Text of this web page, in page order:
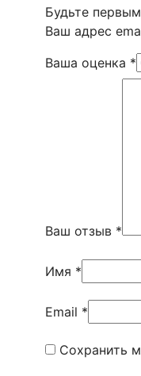
Будьте
Ваш адрес
Ваша оценка *
Ваш отзыв *
Имя *
Email *
Сохранить